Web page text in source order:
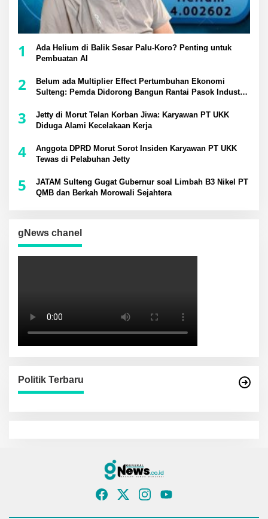
1
Ada Helium di Balik Sesar Palu-Koro? Penting untuk
Pembuatan AI
2
Belum ada Multiplier Effect Pertumbuhan Ekonomi
Sulteng: Pemda Didorong Bangun Rantai Pasok Industri
3
Jetty di Morut Telan Korban Jiwa: Karyawan PT UKK
Diduga Alami Kecelakaan Kerja
4
Anggota DPRD Morut Sorot Insiden Karyawan PT UKK
Tewas di Pelabuhan Jetty
5
JATAM Sulteng Gugat Gubernur soal Limbah B3 Nikel PT
QMB dan Berkah Morowali Sejahtera
gNews chanel
Politik Terbaru